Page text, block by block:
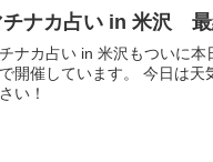
チナカ占い in 米沢 最
カ占い in 米沢もついに本日で最終日です！ 今日は松
います。 今日は天気も久しぶりに良いので選挙に御帰りにでもぜひお立ち寄りく
い！